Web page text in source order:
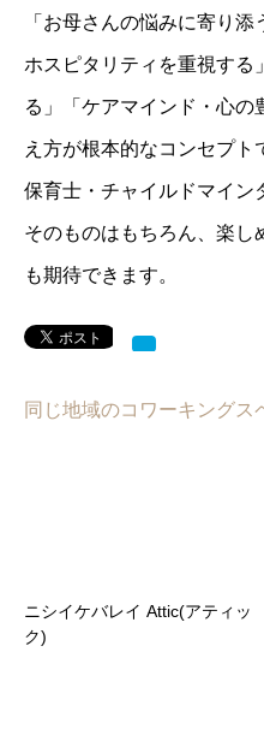
「お母さんの悩みに寄り
ホスピタリティを重視する
る」「ケアマインド・心
え方が根本的なコンセプト
保育士・チャイルドマイン
そのものはもちろん、楽し
も期待できます。
同じ地域のコワーキングス
ニシイケバレイ Attic(アティッ
ク)